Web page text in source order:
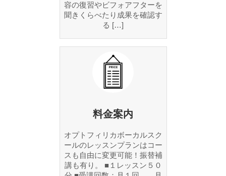
容の復習やビフォアフターを
聞きくらべたり成果を確認す
る […]
料金案内
オプトフィリカボーカルスク
ールのレッスンプランはコー
スも自由に変更可能！振替補
講も有り。 ■１レッスン５０